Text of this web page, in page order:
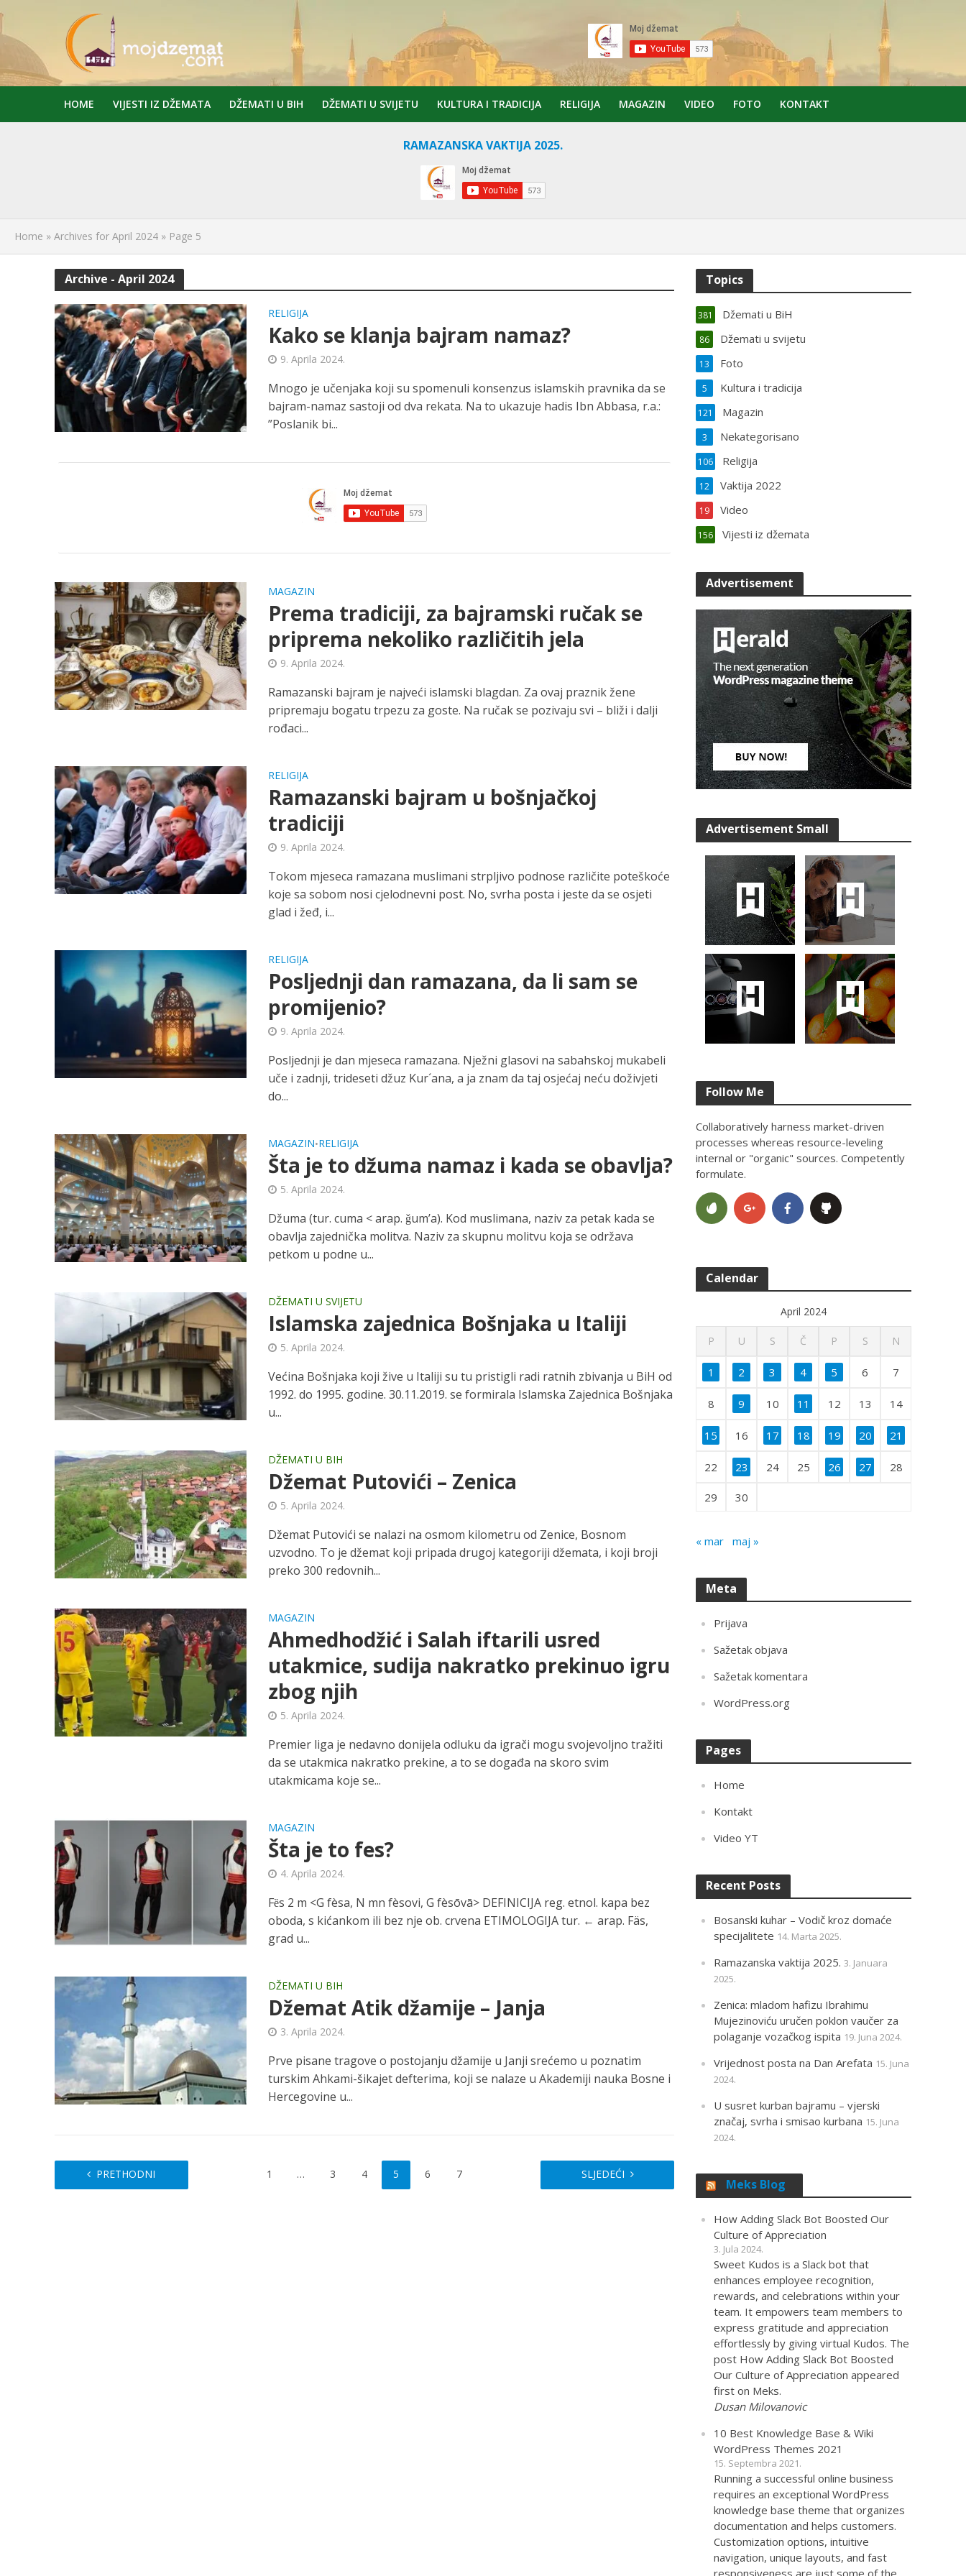
HOME VIJESTI IZ DŽEMATA DŽEMATI U BIH DŽEMATI U SVIJETU KULTURA I TRADICIJA RELIGIJA MAGAZIN VIDEO FOTO KONTAKT
RAMAZANSKA VAKTIJA 2025.
Home » Archives for April 2024 » Page 5
Archive - April 2024
RELIGIJA
Kako se klanja bajram namaz?
9. Aprila 2024.
Mnogo je učenjaka koji su spomenuli konsenzus islamskih pravnika da se
bajram-namaz sastoji od dva rekata. Na to ukazuje hadis Ibn Abbasa, r.a.:
”Poslanik bi...
MAGAZIN
Prema tradiciji, za bajramski ručak se
priprema nekoliko različitih jela
9. Aprila 2024.
Ramazanski bajram je najveći islamski blagdan. Za ovaj praznik žene
pripremaju bogatu trpezu za goste. Na ručak se pozivaju svi – bliži i dalji
rođaci...
RELIGIJA
Ramazanski bajram u bošnjačkoj
tradiciji
9. Aprila 2024.
Tokom mjeseca ramazana muslimani strpljivo podnose različite poteškoće
koje sa sobom nosi cjelodnevni post. No, svrha posta i jeste da se osjeti
glad i žeđ, i...
RELIGIJA
Posljednji dan ramazana, da li sam se
promijenio?
9. Aprila 2024.
Posljednji je dan mjeseca ramazana. Nježni glasovi na sabahskoj mukabeli
uče i zadnji, trideseti džuz Kur´ana, a ja znam da taj osjećaj neću doživjeti
do...
MAGAZIN•RELIGIJA
Šta je to džuma namaz i kada se obavlja?
5. Aprila 2024.
Džuma (tur. cuma < arap. ǧum’a). Kod muslimana, naziv za petak kada se
obavlja zajednička molitva. Naziv za skupnu molitvu koja se održava
petkom u podne u...
DŽEMATI U SVIJETU
Islamska zajednica Bošnjaka u Italiji
5. Aprila 2024.
Većina Bošnjaka koji žive u Italiji su tu pristigli radi ratnih zbivanja u BiH od
1992. do 1995. godine. 30.11.2019. se formirala Islamska Zajednica Bošnjaka
u...
DŽEMATI U BIH
Džemat Putovići – Zenica
5. Aprila 2024.
Džemat Putovići se nalazi na osmom kilometru od Zenice, Bosnom
uzvodno. To je džemat koji pripada drugoj kategoriji džemata, i koji broji
preko 300 redovnih...
MAGAZIN
Ahmedhodžić i Salah iftarili usred
utakmice, sudija nakratko prekinuo igru
zbog njih
5. Aprila 2024.
Premier liga je nedavno donijela odluku da igrači mogu svojevoljno tražiti
da se utakmica nakratko prekine, a to se događa na skoro svim
utakmicama koje se...
MAGAZIN
Šta je to fes?
4. Aprila 2024.
Fȅs 2 m <G fèsa, N mn fèsovi, G fèsōvā> DEFINICIJA reg. etnol. kapa bez
oboda, s kićankom ili bez nje ob. crvena ETIMOLOGIJA tur. ← arap. Fäs,
grad u...
DŽEMATI U BIH
Džemat Atik džamije – Janja
3. Aprila 2024.
Prve pisane tragove o postojanju džamije u Janji srećemo u poznatim
turskim Ahkami-šikajet defterima, koji se nalaze u Akademiji nauka Bosne i
Hercegovine u...
PRETHODNI 1 … 3 4 5 6 7 SLJEDEĆI
Topics
Džemati u BiH
381
Džemati u svijetu
86
Foto
13
Kultura i tradicija
5
Magazin
121
Nekategorisano
3
Religija
106
Vaktija 2022
12
Video
19
Vijesti iz džemata
156
Advertisement
Advertisement Small
Follow Me
Collaboratively harness market-driven
processes whereas resource-leveling
internal or "organic" sources. Competently
formulate.
Calendar
April 2024
P U S Č P S N
1 2 3 4 5 6 7
8 9 10 11 12 13 14
15 16 17 18 19 20 21
22 23 24 25 26 27 28
29 30
« mar maj »
Meta
Prijava
Sažetak objava
Sažetak komentara
WordPress.org
Pages
Home
Kontakt
Video YT
Recent Posts
Bosanski kuhar – Vodič kroz domaće
specijalitete 14. Marta 2025.
Ramazanska vaktija 2025. 3. Januara
2025.
Zenica: mladom hafizu Ibrahimu
Mujezinoviću uručen poklon vaučer za
polaganje vozačkog ispita 19. Juna 2024.
Vrijednost posta na Dan Arefata 15. Juna
2024.
U susret kurban bajramu – vjerski
značaj, svrha i smisao kurbana 15. Juna
2024.
Meks Blog
How Adding Slack Bot Boosted Our
Culture of Appreciation
3. Jula 2024.
Sweet Kudos is a Slack bot that
enhances employee recognition,
rewards, and celebrations within your
team. It empowers team members to
express gratitude and appreciation
effortlessly by giving virtual Kudos. The
post How Adding Slack Bot Boosted
Our Culture of Appreciation appeared
first on Meks.
Dusan Milovanovic
10 Best Knowledge Base & Wiki
WordPress Themes 2021
15. Septembra 2021.
Running a successful online business
requires an exceptional WordPress
knowledge base theme that organizes
documentation and helps customers.
Customization options, intuitive
navigation, unique layouts, and fast
responsiveness are just some of the